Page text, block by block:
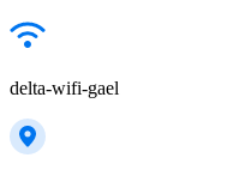
delta-wifi-gael